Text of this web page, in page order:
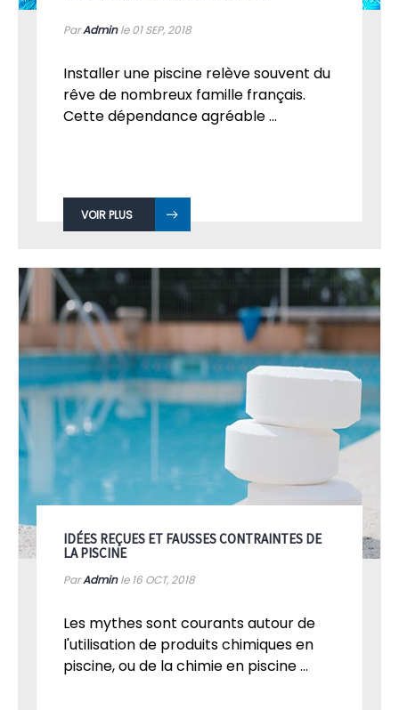
ParAdminle 01SEP, 2018
Installer une piscine relève souvent du
rêve de nombreux famille français.
Cette dépendance agréable ...
VOIR PLUS
IDÉES REÇUES ET FAUSSES CONTRAINTES DE
LA PISCINE
ParAdminle 16 OCT, 2018
Les mythes sont courants autour de
l'utilisation de produits chimiques en
piscine, ou de la chimie en piscine ...